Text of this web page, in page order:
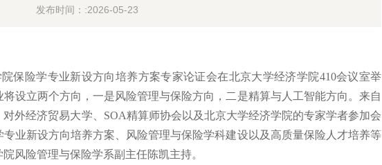
发布时间：:2026-05-23
保险学专业新设方向培养方案专家论证会在北京大学经济学院410会议室举
设立两个方向，一是风险管理与保险方向，二是精算与人工智能方向。来自
外经济贸易大学、SOA精算师协会以及北京大学经济学院的专家学者参加会
业新设方向培养方案、风险管理与保险学科建设以及高质量保险人才培养等
风险管理与保险学系副主任陈凯主持。